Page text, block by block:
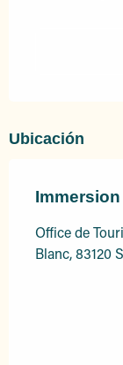
Ubicación
Office de
Blanc, 83120